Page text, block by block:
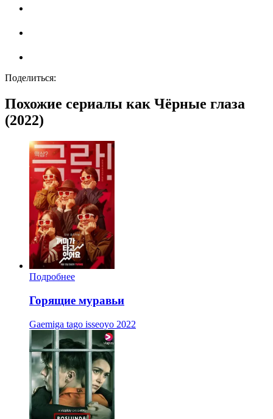
Поделиться:
Похожие сериалы как Чёрные глаза
(2022)
Подробнее
Горящие муравьи
Gaemiga tago isseoyo 2022